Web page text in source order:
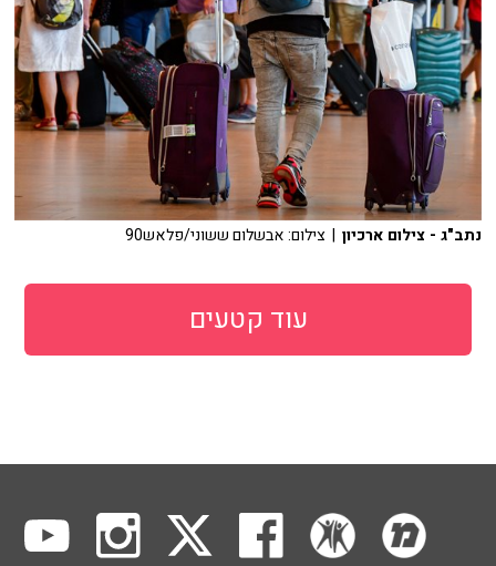
נתב"ג - צילום ארכיון | צילום: אבשלום ששוני/פלאש90
עוד קטעים